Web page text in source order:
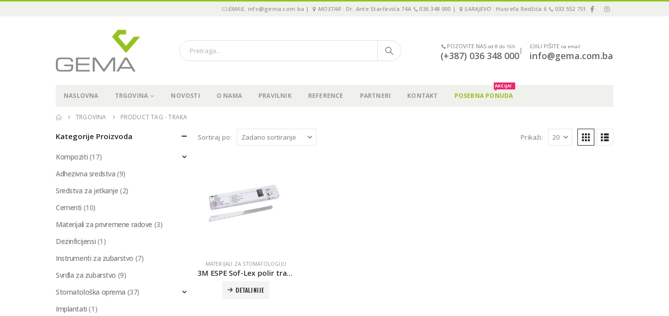
EMAIL: info@gema.com.ba | MOSTAR: Dr. Ante Starčevića 74A 036 348 000 | SARAJEVO : Husrefa Redžića 6 033 552 751
POZOVITE NAS od 8 do 16h
(+387) 036 348 000|
ILI PIŠITE na email
info@gema.com.ba
NASLOVNA TRGOVINA NOVOSTI O NAMA PRAVILNIK REFERENCE PARTNERI KONTAKT POSEBNA PONUDA
AKCIJA!
TRGOVINA PRODUCT TAG -TRAKA
Sortiraj po: Prikaži:
MATERIJALI ZA STOMATOLOGIJU
3M ESPE Sof-Lex polir traka
DETALJNIJE
Kategorije Proizvoda
Kompoziti (17)
Adhezivna sredstva (9)
Sredstva za jetkanje (2)
Cementi (10)
Materijali za privremene radove (3)
Dezinficijensi (1)
Instrumenti za zubarstvo (7)
Svrdla za zubarstvo (9)
Stomatološka oprema (37)
Implantati (1)